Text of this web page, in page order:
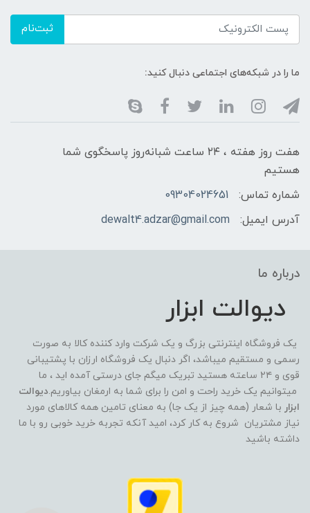
ثبت‌نام
ما را در شبکه‌های اجتماعی دنبال کنید:
هفت روز هفته ، ۲۴ ساعت شبانه‌روز پاسخگوی شما
هستیم
شماره تماس:
09304024651
آدرس ایمیل:
dewalt4.adzar@gmail.com
درباره ما
دیوالت ابزار
یک فروشگاه اینترنتی بزرگ و یک شرکت وارد کننده کالا به صورت
رسمی و مستقیم میباشد، اگر دنبال یک فروشگاه ارزان با پشتیبانی
قوی و ۲۴ ساعته هستید تبریک میگم جای درستی آمده اید ، ما
میتوانیم یک خرید راحت و امن را برای شما به ارمغان بیاوریم.دیوالت
ابزار با شعار (همه چیز از یک جا) به معنای تامین همه کالاهای مورد
نیاز مشتریان شروع به کار کرد، امید آنکه تجربه خرید خوبی رو با ما
داشته باشید